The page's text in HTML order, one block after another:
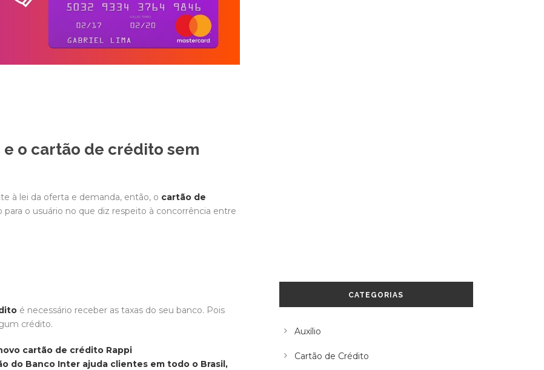
o cartão de crédito sem
à lei da oferta e demanda, então, o cartão de
para o usuário no que diz respeito à concorrência entre
é necessário receber as taxas do seu banco. Pois
crédito.
cartão de crédito Rappi
do Banco Inter ajuda clientes em todo o Brasil,
CATEGORIAS
Auxílio
Cartão de Crédito